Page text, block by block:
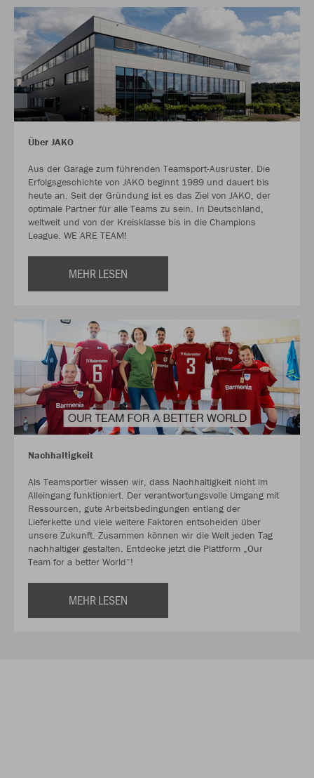
Über JAKO
Aus der Garage zum führenden Teamsport-Ausrüster. Die
Erfolgsgeschichte von JAKO beginnt 1989 und dauert bis
heute an. Seit der Gründung ist es das Ziel von JAKO, der
optimale Partner für alle Teams zu sein. In Deutschland,
weltweit und von der Kreisklasse bis in die Champions
League. WE ARE TEAM!
MEHR LESEN
Nachhaltigkeit
Als Teamsportler wissen wir, dass Nachhaltigkeit nicht im
Alleingang funktioniert. Der verantwortungsvolle Umgang mit
Ressourcen, gute Arbeitsbedingungen entlang der
Lieferkette und viele weitere Faktoren entscheiden über
unsere Zukunft. Zusammen können wir die Welt jeden Tag
nachhaltiger gestalten. Entdecke jetzt die Plattform „Our
Team for a better World“!
MEHR LESEN